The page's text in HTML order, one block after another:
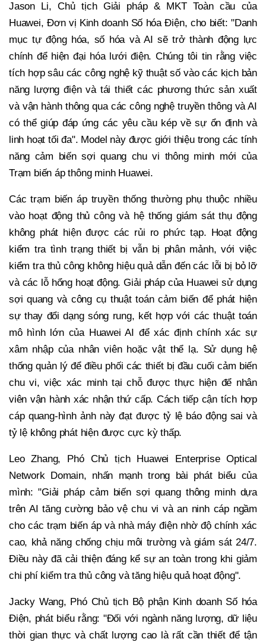
Jason Li, Chủ tịch Giải pháp & MKT Toàn cầu của
Huawei, Đơn vị Kinh doanh Số hóa Điện, cho biết: "Danh
mục tự động hóa, số hóa và AI sẽ trở thành động lực
chính để hiện đại hóa lưới điện. Chúng tôi tin rằng việc
tích hợp sâu các công nghệ kỹ thuật số vào các kịch bản
năng lượng điện và tái thiết các phương thức sản xuất
và vận hành thông qua các công nghệ truyền thông và AI
có thể giúp đáp ứng các yêu cầu kép về sự ổn định và
linh hoạt tối đa". Model này được giới thiệu trong các tính
năng cảm biến sợi quang chu vi thông minh mới của
Trạm biến áp thông minh Huawei.
Các trạm biến áp truyền thống thường phụ thuộc nhiều
vào hoạt động thủ công và hệ thống giám sát thụ động
không phát hiện được các rủi ro phức tạp. Hoạt động
kiểm tra tình trạng thiết bị vẫn bị phân mảnh, với việc
kiểm tra thủ công không hiệu quả dẫn đến các lỗi bị bỏ lỡ
và các lỗ hổng hoạt động. Giải pháp của Huawei sử dụng
sợi quang và công cụ thuật toán cảm biến để phát hiện
sự thay đổi dạng sóng rung, kết hợp với các thuật toán
mô hình lớn của Huawei AI để xác định chính xác sự
xâm nhập của nhân viên hoặc vật thể lạ. Sử dụng hệ
thống quản lý để điều phối các thiết bị đầu cuối cảm biến
chu vi, việc xác minh tại chỗ được thực hiện để nhân
viên vận hành xác nhận thứ cấp. Cách tiếp cận tích hợp
cáp quang-hình ảnh này đạt được tỷ lệ báo động sai và
tỷ lệ không phát hiện được cực kỳ thấp.
Leo Zhang, Phó Chủ tịch Huawei Enterprise Optical
Network Domain, nhấn mạnh trong bài phát biểu của
mình: "Giải pháp cảm biến sợi quang thông minh dựa
trên AI tăng cường bảo vệ chu vi và an ninh cáp ngầm
cho các trạm biến áp và nhà máy điện nhờ độ chính xác
cao, khả năng chống chịu môi trường và giám sát 24/7.
Điều này đã cải thiện đáng kể sự an toàn trong khi giảm
chi phí kiểm tra thủ công và tăng hiệu quả hoạt động".
Jacky Wang, Phó Chủ tịch Bộ phận Kinh doanh Số hóa
Điện, phát biểu rằng: "Đối với ngành năng lượng, dữ liệu
thời gian thực và chất lượng cao là rất cần thiết để tận